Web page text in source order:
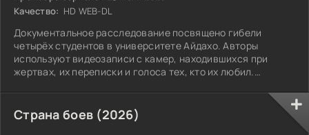
Качество: HD WEB-DL
Документальное расследование посвящено гибели
четырёх студентов в университете Айдахо. Авторы
используют видеозаписи с камер, находившихся при
жертвах, их переписки и голоса тех, кто их любил.
Страна боев (2026)